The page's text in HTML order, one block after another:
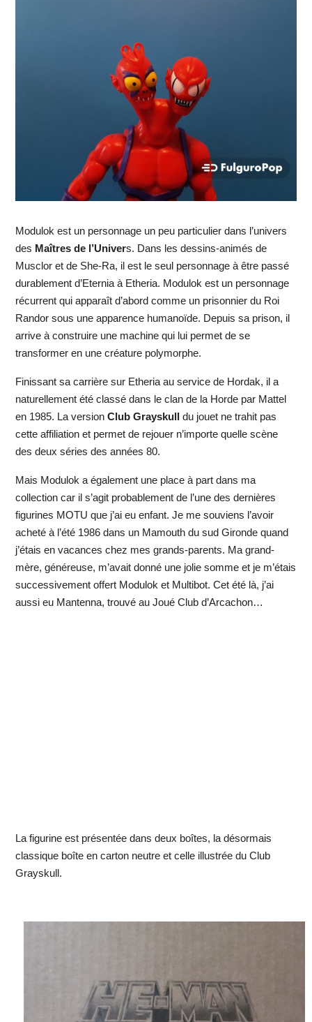
Modulok est un personnage un peu particulier dans l’univers
des Maîtres de l’Univers. Dans les dessins-animés de
Musclor et de She-Ra, il est le seul personnage à être passé
durablement d’Eternia à Etheria. Modulok est un personnage
récurrent qui apparaît d’abord comme un prisonnier du Roi
Randor sous une apparence humanoïde. Depuis sa prison, il
arrive à construire une machine qui lui permet de se
transformer en une créature polymorphe.
Finissant sa carrière sur Etheria au service de Hordak, il a
naturellement été classé dans le clan de la Horde par Mattel
en 1985. La version Club Grayskulldu jouet ne trahit pas
cette affiliation et permet de rejouer n’importe quelle scène
des deux séries des années 80.
Mais Modulok a également une place à part dans ma
collection car il s’agit probablement de l’une des dernières
figurines MOTU que j’ai eu enfant. Je me souviens l’avoir
acheté à l’été 1986 dans un Mamouth du sud Gironde quand
j’étais en vacances chez mes grands-parents. Ma grand-
mère, généreuse, m’avait donné une jolie somme et je m’étais
successivement offert Modulok et Multibot. Cet été là, j’ai
aussi eu Mantenna, trouvé au Joué Club d’Arcachon…
La figurine est présentée dans deux boîtes, la désormais
classique boîte en carton neutre et celle illustrée du Club
Grayskull.